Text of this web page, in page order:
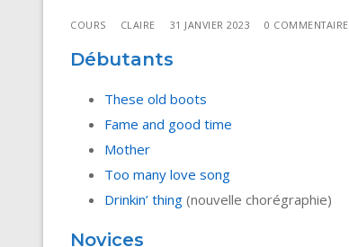
COURS CLAIRE 31 JANVIER 2023 0 COMMENTAIRE
Débutants
These old boots
Fame and good time
Mother
Too many love song
Drinkin’ thing(nouvelle chorégraphie)
Novices